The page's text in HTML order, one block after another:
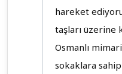
hareket
taşları üzerine
Osmanlı
sokaklara